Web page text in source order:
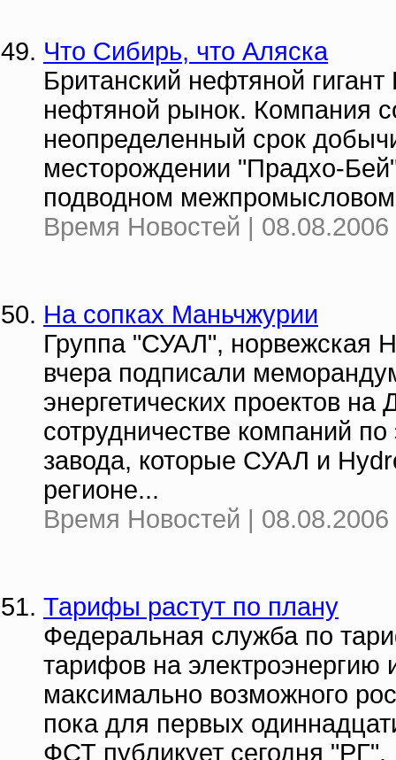
Что Сибирь, что Аляска
Британский нефтяной
нефтяной рынок. Компания
неопределенный срок
месторождении "Прадхо-
подводном
Время Новостей | 08.08.2006
На сопках Маньчжурии
Группа "СУАЛ", норвежская
вчера подписали
энергетических проектов
сотрудничестве компаний
завода, которые СУАЛ и
регионе...
Время Новостей | 08.08.2006
Тарифы растут по плану
Федеральная служба по
тарифов на электроэнергию
максимально возможного
пока для первых
ФСТ публикует сегодня "РГ".